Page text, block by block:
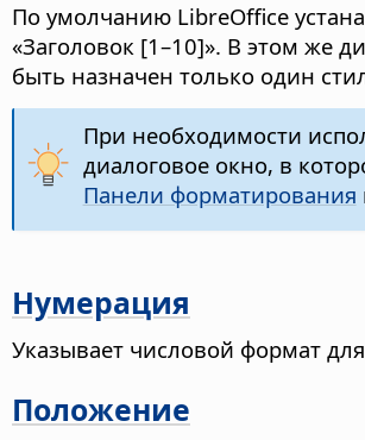
По умолчанию LibreOffice
«Заголовок [1–10]». В этом же
быть назначен только один
При необходимости
диалоговое окно, в
Панели форматирования
Нумерация
Указывает числовой формат
Положение